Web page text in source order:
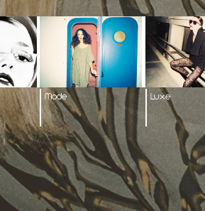
Mode Luxe